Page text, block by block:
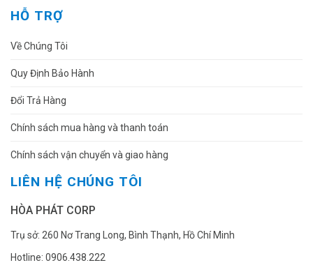
HỖ TRỢ
Về Chúng Tôi
Quy Định Bảo Hành
Đổi Trả Hàng
Chính sách mua hàng và thanh toán
Chính sách vận chuyển và giao hàng
LIÊN HỆ CHÚNG TÔI
HÒA PHÁT CORP
Trụ sở: 260 Nơ Trang Long, Bình Thạnh, Hồ Chí Minh
Hotline: 0906.438.222